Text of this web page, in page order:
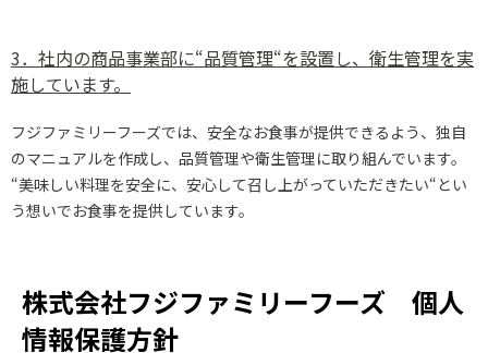
3．社内の商品事業部に“品質管理“を設置し、衛生管理を実
施しています。
フジファミリーフーズでは、安全なお食事が提供できるよう、独自
のマニュアルを作成し、品質管理や衛生管理に取り組んでいます。
“美味しい料理を安全に、安心して召し上がっていただきたい“とい
う想いでお食事を提供しています。
株式会社フジファミリーフーズ 個人
情報保護方針